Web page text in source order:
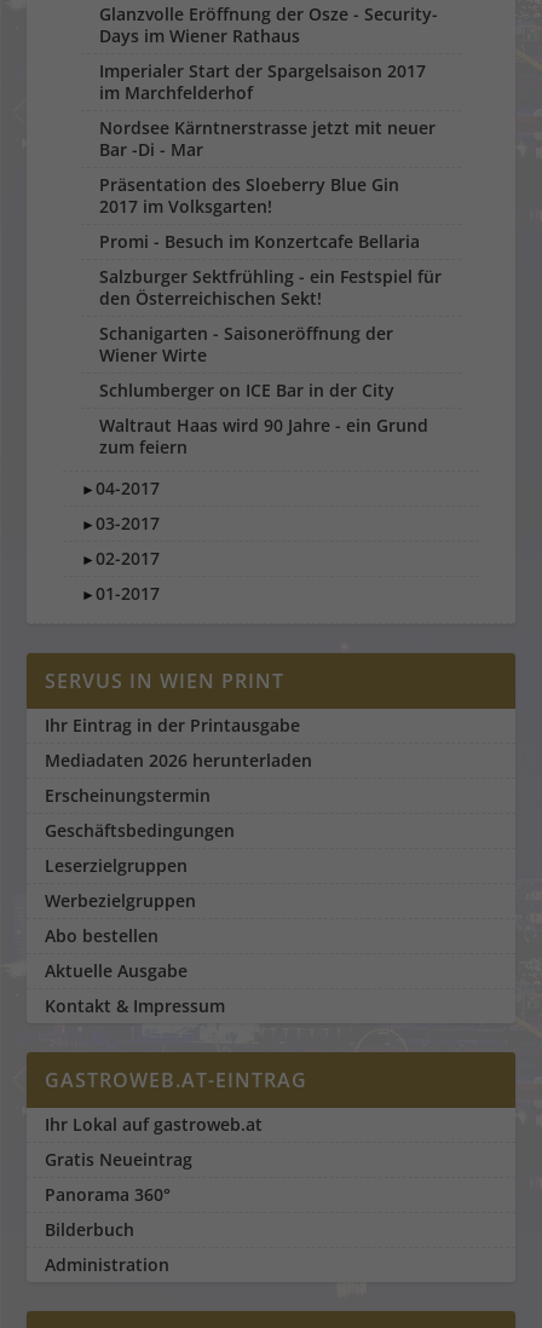
Glanzvolle Eröffnung der Osze - Security-
Days im Wiener Rathaus
Imperialer Start der Spargelsaison 2017
im Marchfelderhof
Nordsee Kärntnerstrasse jetzt mit neuer
Bar -Di - Mar
Präsentation des Sloeberry Blue Gin
2017 im Volksgarten!
Promi - Besuch im Konzertcafe Bellaria
Salzburger Sektfrühling - ein Festspiel für
den Österreichischen Sekt!
Schanigarten - Saisoneröffnung der
Wiener Wirte
Schlumberger on ICE Bar in der City
Waltraut Haas wird 90 Jahre - ein Grund
zum feiern
►04-2017
►03-2017
►02-2017
►01-2017
SERVUS IN WIEN PRINT
Ihr Eintrag in der Printausgabe
Mediadaten 2026 herunterladen
Erscheinungstermin
Geschäftsbedingungen
Leserzielgruppen
Werbezielgruppen
Abo bestellen
Aktuelle Ausgabe
Kontakt & Impressum
GASTROWEB.AT-EINTRAG
Ihr Lokal auf gastroweb.at
Gratis Neueintrag
Panorama 360°
Bilderbuch
Administration